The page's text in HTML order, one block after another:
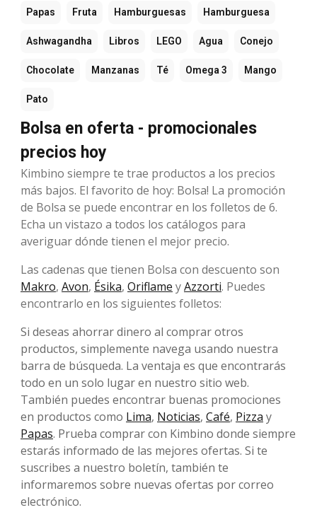
Papas Fruta Hamburguesas Hamburguesa
Ashwagandha Libros LEGO Agua Conejo
Chocolate Manzanas Té Omega 3 Mango
Pato
Bolsa en oferta - promocionales
precios hoy
Kimbino siempre te trae productos a los precios
más bajos. El favorito de hoy: Bolsa! La promoción
de Bolsa se puede encontrar en los folletos de 6.
Echa un vistazo a todos los catálogos para
averiguar dónde tienen el mejor precio.
Las cadenas que tienen Bolsa con descuento son
Makro, Avon, Ésika, Oriflame yAzzorti. Puedes
encontrarlo en los siguientes folletos:
Si deseas ahorrar dinero al comprar otros
productos, simplemente navega usando nuestra
barra de búsqueda. La ventaja es que encontrarás
todo en un solo lugar en nuestro sitio web.
También puedes encontrar buenas promociones
en productos como Lima, Noticias, Café, Pizza y
Papas. Prueba comprar con Kimbino donde siempre
estarás informado de las mejores ofertas. Si te
suscribes a nuestro boletín, también te
informaremos sobre nuevas ofertas por correo
electrónico.